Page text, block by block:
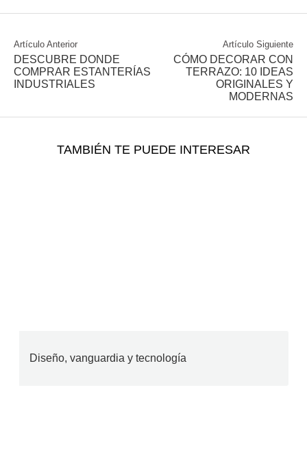
Artículo Anterior
DESCUBRE DONDE
COMPRAR ESTANTERÍAS
INDUSTRIALES
Artículo Siguiente
CÓMO DECORAR CON
TERRAZO: 10 IDEAS
ORIGINALES Y
MODERNAS
TAMBIÉN TE PUEDE INTERESAR
Diseño, vanguardia y tecnología